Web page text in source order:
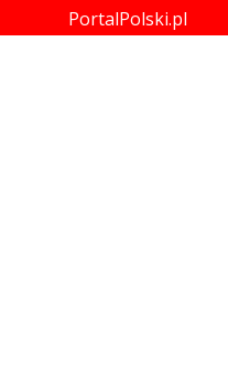
PortalPolski.pl